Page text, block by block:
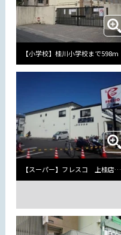
【小学校】桂川小学校まで598m
【スーパー】フレスコ 上桂店まで264m